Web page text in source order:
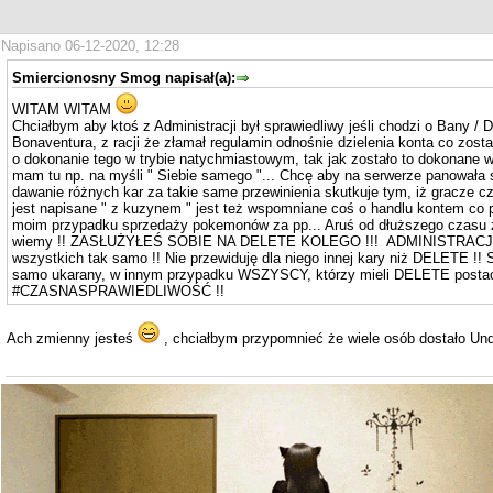
Napisano 06-12-2020, 12:28
Smiercionosny Smog napisał(a):
WITAM WITAM
Chciałbym aby ktoś z Administracji był sprawiedliwy jeśli chodzi o Bany /
Bonaventura, z racji że złamał regulamin odnośnie dzielenia konta co
o dokonanie tego w trybie natychmiastowym, tak jak zostało to dokonane
mam tu np. na myśli " Siebie samego "... Chcę aby na serwerze
dawanie różnych kar za takie same przewinienia skutkuje tym, iż gracze
jest napisane " z kuzynem " jest też wspomniane coś o handlu kontem
moim przypadku sprzedaży pokemonów za pp... Aruś od dłuższego
wiemy !! ZASŁUŻYŁEŚ SOBIE NA DELETE KOLEGO !!!
wszystkich tak samo !! Nie przewiduję dla niego innej kary niż DELETE
samo ukarany, w innym przypadku WSZYSCY, którzy mieli DELETE
#CZASNASPRAWIEDLIWOŚĆ !!
Ach zmienny jesteś , chciałbym przypomnieć że wiele osób dostało